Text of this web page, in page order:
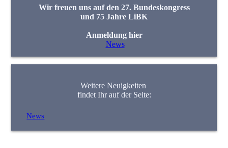
Wir freuen uns auf den 27. Bundeskongress
und 75 Jahre LiBK
Anmeldung hier
News
Weitere Neuigkeiten
findet Ihr auf der Seite:
News